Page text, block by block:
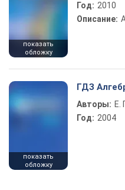
показать
обложку
Год: 2010
Описание:
показать
обложку
ГДЗ
Авторы: Е.
Год: 2004